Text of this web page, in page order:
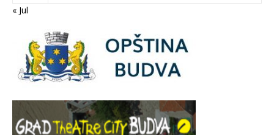
« Jul